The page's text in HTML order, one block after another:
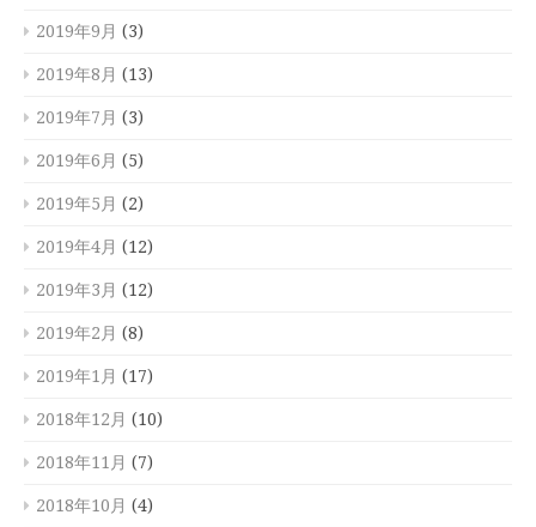
2019年9月 (3)
2019年8月 (13)
2019年7月 (3)
2019年6月 (5)
2019年5月 (2)
2019年4月 (12)
2019年3月 (12)
2019年2月 (8)
2019年1月 (17)
2018年12月 (10)
2018年11月 (7)
2018年10月 (4)